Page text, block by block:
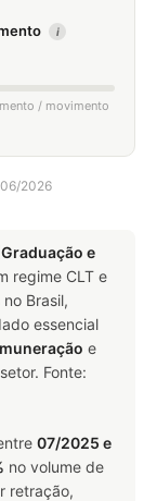
i
/ movimento
2026
e
regime CLT e
Brasil,
essencial
e
Fonte:
07/2025 e
no volume de
retração,